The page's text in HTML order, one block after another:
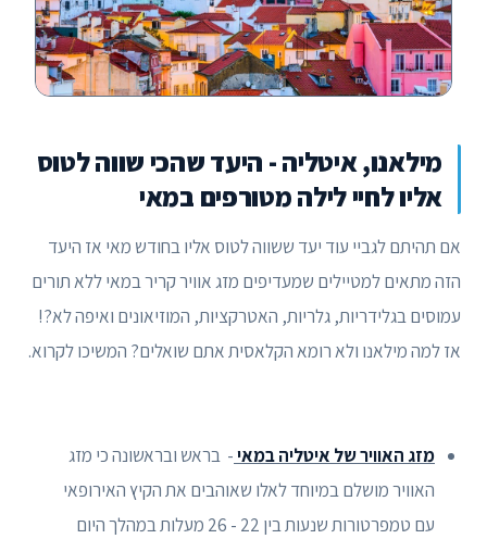
מילאנו, איטליה - היעד שהכי שווה לטוס
אליו לחיי לילה מטורפים במאי
אם תהיתם לגביי עוד יעד ששווה לטוס אליו בחודש מאי אז היעד
הזה מתאים למטיילים שמעדיפים מזג אוויר קריר במאי ללא תורים
עמוסים בגלידריות, גלריות, האטרקציות, המוזיאונים ואיפה לא?!
אז למה מילאנו ולא רומא הקלאסית אתם שואלים? המשיכו לקרוא.
מזג האוויר של איטליה במאי- בראש ובראשונה כי מזג
האוויר מושלם במיוחד לאלו שאוהבים את הקיץ האירופאי
עם טמפרטורות שנעות בין 22 - 26 מעלות במהלך היום